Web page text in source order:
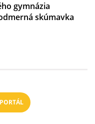
gymnázia
skúmavka